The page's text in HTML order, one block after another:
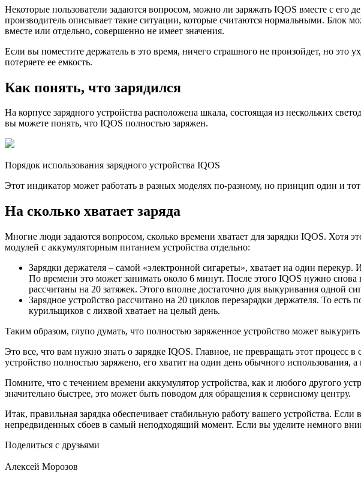
Некоторые пользователи задаются вопросом, можно ли заряжать IQOS вместе с его
производитель описывает такие ситуации, которые считаются нормальными. Блок
вместе или отдельно, совершенно не имеет значения.
Если вы поместите держатель в это время, ничего страшного не произойдет, но это
потеряете ее емкость.
Как понять, что зарядился
На корпусе зарядного устройства расположена шкала, состоящая из нескольких
вы можете понять, что IQOS полностью заряжен.
Порядок использования зарядного устройства IQOS
Этот индикатор может работать в разных мoделях по-разному, но принцип один и
На сколько хватает заряда
Многие люди задаются вопросом, сколько времени хватает для зарядки IQOS. Хотя
модулей с аккумуляторным питанием устройства отдельно:
Зарядки держателя – самой «электронной сигареты», хватает на один
По времени это может занимать около 6 минут. После этого IQOS нужно
рассчитаны на 20 затяжек. Этого вполне достаточно для выкуривания одной
Зарядное устройство рассчитано на 20 циклов перезарядки держателя. То
курильщиков с лихвой хватает на целый день.
Таким образом, глупо думать, что полностью заряженное устройство может выкурить
Это все, что вам нужно знать о зарядке IQOS. Главное, не превращать этот процесс
устройство полностью заряжено, его хватит на один день обычного
Помните, что с течением времени аккумулятор устройства, как и любого другого
значительно быстрее, это может быть поводом для обращения к сервисному центру.
Итак, правильная зарядка обеспечивает стабильную работу вашего устройства.
непредвиденных сбоев в самый неподходящий момент. Если вы уделите немного
Поделиться с друзьями
Алексей Морозов